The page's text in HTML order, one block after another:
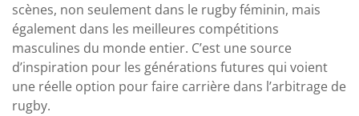
scènes, non seulement dans le rugby féminin, mais
également dans les meilleures compétitions
masculines du monde entier. C’est une source
d’inspiration pour les générations futures qui voient
une réelle option pour faire carrière dans l’arbitrage de
rugby.